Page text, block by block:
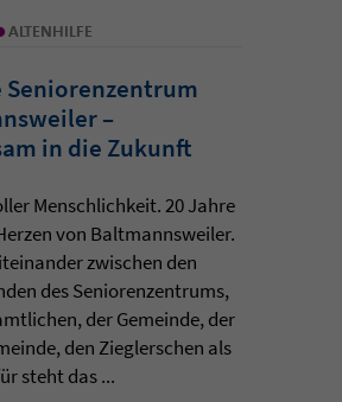
ALTENHILFE
Seniorenzentrum
–
in die Zukunft
Menschlichkeit. 20 Jahre
von Baltmannsweiler.
zwischen den
des Seniorenzentrums,
der Gemeinde, der
den Zieglerschen als
steht das ...